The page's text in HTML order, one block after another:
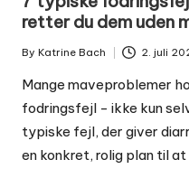
retter du dem uden
Posted
by
By Katrine Bach 2. juli
Mange maveproblemer
fodringsfejl - ikke kun
typiske fejl, der giver
en konkret, rolig plan til